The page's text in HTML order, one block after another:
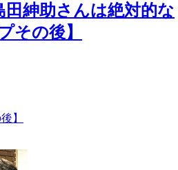
紳助さんは絶対的な
その後】
】